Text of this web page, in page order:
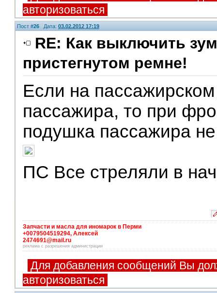
авторизоваться
Пост #26 Дата: 03.02.2012 17:19
RE: Как выключить
пристегнутом ремне!
Если на
пассажира, то при
подушка пассажира не
ПС Все стреляли в
Запчасти и масла для иномарок в Перми
+0079504519294, Алексей
2474691@mail.ru
реклама с разрешения администрации
Для добавления сообщений Вы
авторизоваться